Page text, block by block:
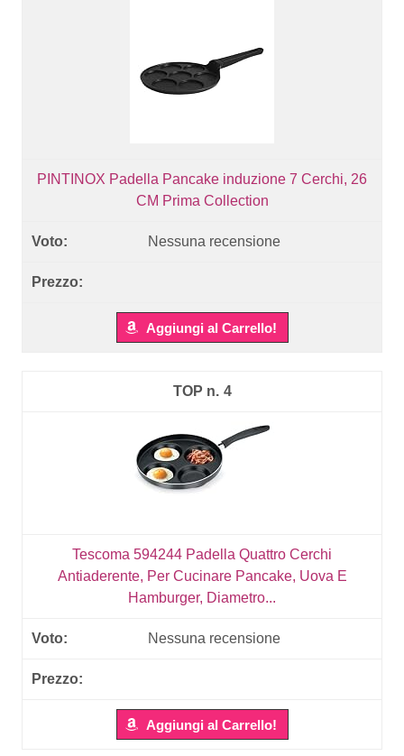
PINTINOX Padella Pancake induzione 7 Cerchi, 26
CM Prima Collection
Nessuna recensione
Aggiungi al Carrello!
4
Tescoma 594244 Padella Quattro Cerchi
Antiaderente, Per Cucinare Pancake, Uova E
Hamburger, Diametro...
Nessuna recensione
Aggiungi al Carrello!